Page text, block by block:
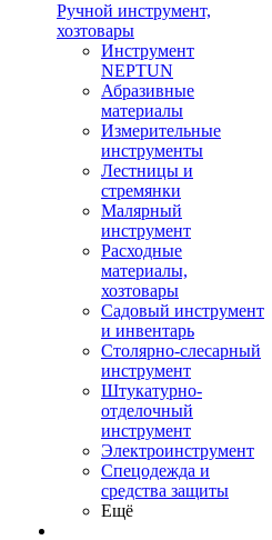
Ручной инструмент,
хозтовары
Инструмент
NEPTUN
Абразивные
материалы
Измерительные
инструменты
Лестницы и
стремянки
Малярный
инструмент
Расходные
материалы,
хозтовары
Садовый инструмент
и инвентарь
Столярно-слесарный
инструмент
Штукатурно-
отделочный
инструмент
Электроинструмент
Спецодежда и
средства защиты
Ещё